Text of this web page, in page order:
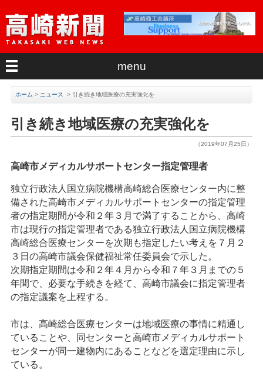
menu
ホーム > ニュース > 引き続き地域医療の充実強化を
引き続き地域医療の充実強化を
（2019年07月25日）
高崎市メディカルサポートセンター指定管理者
独立行政法人国立病院機構高崎総合医療センター内に整
備された高崎市メディカルサポートセンターの指定管理
者の指定期間が令和２年３月で満了することから、高崎
市は現行の指定管理者である独立行政法人国立病院機構
高崎総合医療センターを次期も指定したい考えを７月２
３日の高崎市議会保健福祉常任委員会で示した。
次期指定期間は令和２年４月から令和７年３月までの５
年間で、必要な手続きを経て、高崎市議会に指定管理者
の指定議案を上程する。
市は、高崎総合医療センターは地域医療の事情に精通し
ていることや、同センターと高崎市メディカルサポート
センターが同一建物内にあることなどを選定理由に示し
ている。